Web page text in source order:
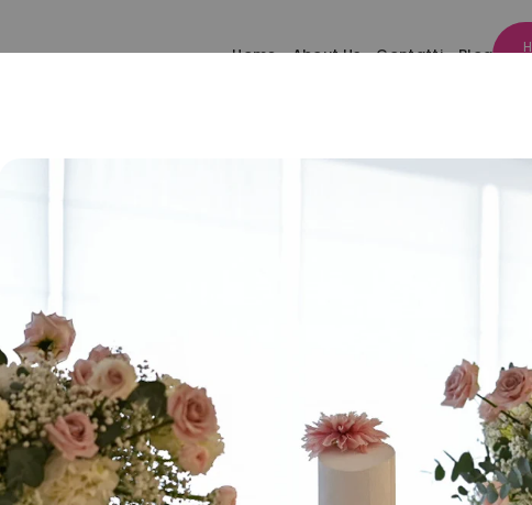
Home About Us Contatti Blog
Paestum per il tuo evento